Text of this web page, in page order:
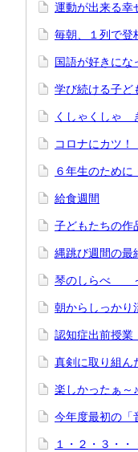
運動が出来る幸
毎朝、１列で登
国語が好きに
学び続ける子ど
くしゃくし
コロナにカ
６年生のため
給食週間
子どもたちの作
縄跳び週間の最
琴のしらべ ～
朝からしっか
認知症出前授
真剣に取り組
楽しかったぁ
今年度最初の「
１・２・３